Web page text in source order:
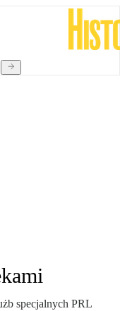
specjalnych PRL